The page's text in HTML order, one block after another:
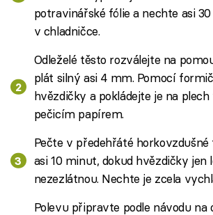
potravinářské fólie a nechte asi
v chladničce.
Odleželé těsto rozválejte na
plát silný asi 4 mm. Pomocí
hvězdičky a pokládejte je na
pečicím papírem.
Pečte v předehřáté horkovzdušné
asi 10 minut, dokud hvězdičky jen
nezezlátnou. Nechte je zcela
Polevu připravte podle návodu na